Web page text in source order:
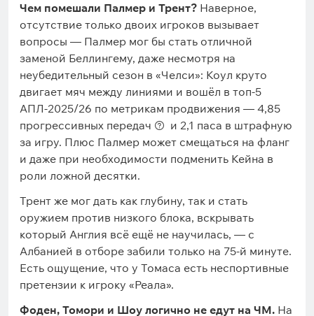
Чем помешали Палмер и Трент? Наверное,
отсутствие только двоих игроков вызывает
вопросы — Палмер мог бы стать отличной
заменой Беллингему, даже несмотря на
неубедительный сезон в «Челси»: Коул круто
двигает мяч между линиями и вошёл в топ-5
АПЛ-2025/26 по метрикам продвижения — 4,85
прогрессивных передач
и 2,1 паса в штрафную
за игру. Плюс Палмер может смещаться на фланг
и даже при необходимости подменить Кейна в
роли ложной десятки.
Трент же мог дать как глубину, так и стать
оружием против низкого блока, вскрывать
который Англия всё ещё не научилась, — с
Албанией в отборе забили только на 75-й минуте.
Есть ощущение, что у Томаса есть неспортивные
претензии к игроку «Реала».
Фоден, Томори и Шоу логично не едут на ЧМ. На